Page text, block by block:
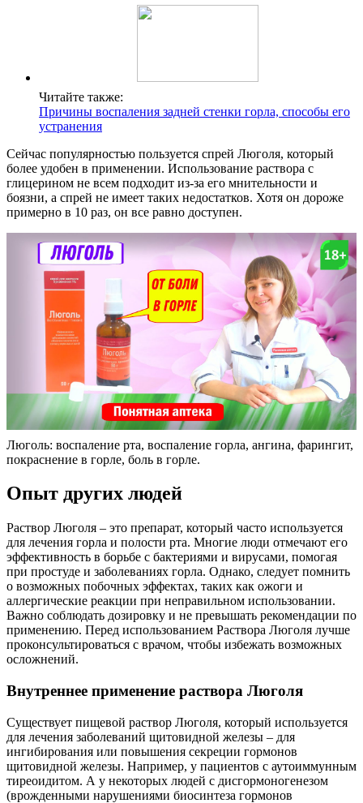
Читайте также:
Причины воспаления задней стенки горла, способы его
устранения
Сейчас популярностью пользуется спрей Люголя, который
более удобен в применении. Использование раствора с
глицерином не всем подходит из-за его мнительности и
боязни, а спрей не имеет таких недостатков. Хотя он дороже
примерно в 10 раз, он все равно доступен.
Люголь: воспаление рта, воспаление горла, ангина, фарингит,
покраснение в горле, боль в горле.
Опыт других людей
Раствор Люголя – это препарат, который часто используется
для лечения горла и полости рта. Многие люди отмечают его
эффективность в борьбе с бактериями и вирусами, помогая
при простуде и заболеваниях горла. Однако, следует помнить
о возможных побочных эффектах, таких как ожоги и
аллергические реакции при неправильном использовании.
Важно соблюдать дозировку и не превышать рекомендации по
применению. Перед использованием Раствора Люголя лучше
проконсультироваться с врачом, чтобы избежать возможных
осложнений.
Внутреннее применение раствора Люголя
Существует пищевой раствор Люголя, который используется
для лечения заболеваний щитовидной железы – для
ингибирования или повышения секреции гормонов
щитовидной железы. Например, у пациентов с аутоиммунным
тиреоидитом. А у некоторых людей с дисгормоногенезом
(врожденными нарушениями биосинтеза гормонов